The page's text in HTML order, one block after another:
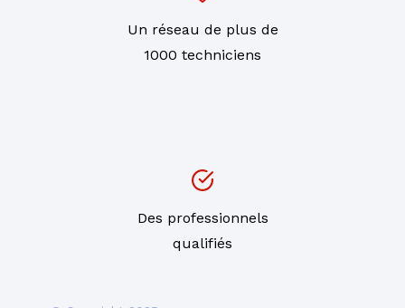
Un réseau de plus de
1000 techniciens
Des professionnels
qualifiés